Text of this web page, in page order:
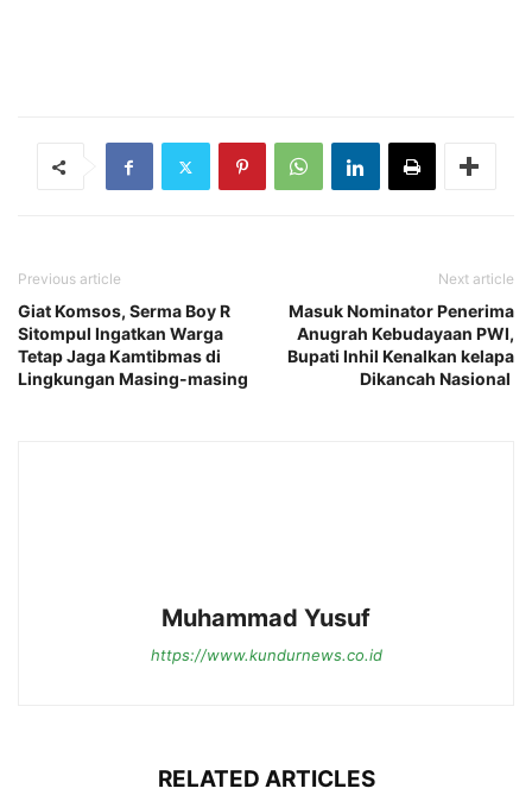
Previous article
Giat Komsos, Serma Boy R
Sitompul Ingatkan Warga
Tetap Jaga Kamtibmas di
Lingkungan Masing-masing
Next article
Masuk Nominator Penerima
Anugrah Kebudayaan PWI,
Bupati Inhil Kenalkan kelapa
Dikancah Nasional
Muhammad Yusuf
https://www.kundurnews.co.id
RELATED ARTICLES